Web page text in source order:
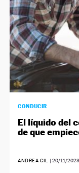
CONDUCIR
El líquido del
de que
ANDREA GIL | 20/11/2023